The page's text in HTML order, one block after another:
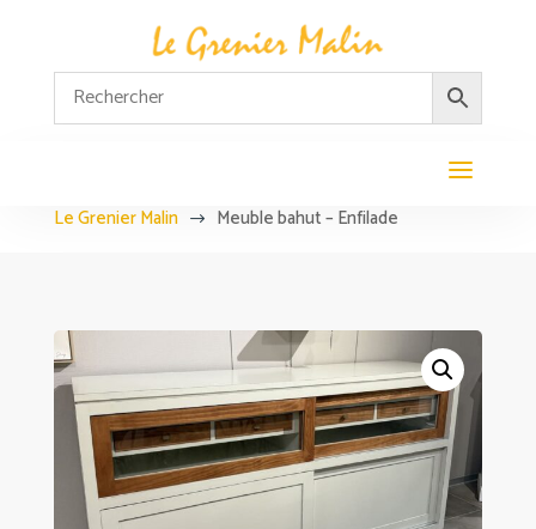
Le Grenier Malin $ Meuble bahut – Enfilade